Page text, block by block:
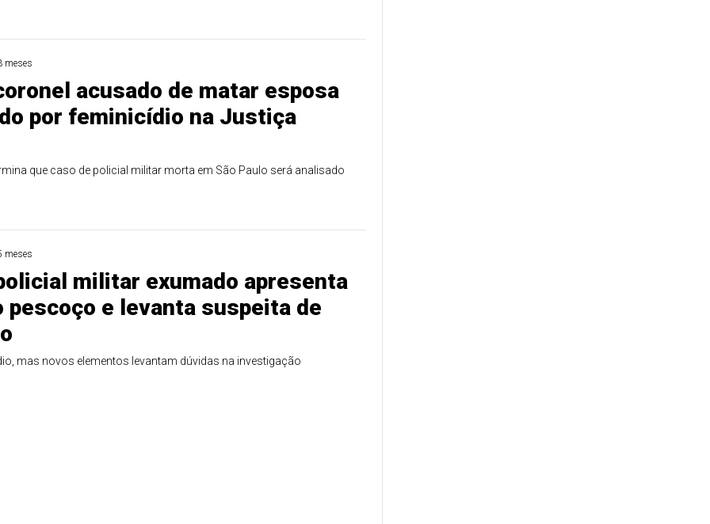
meses
acusado de matar esposa
por feminicídio na Justiça
que caso de policial militar morta em São Paulo será analisado
meses
militar exumado apresenta
pescoço e levanta suspeita de
mas novos elementos levantam dúvidas na investigação